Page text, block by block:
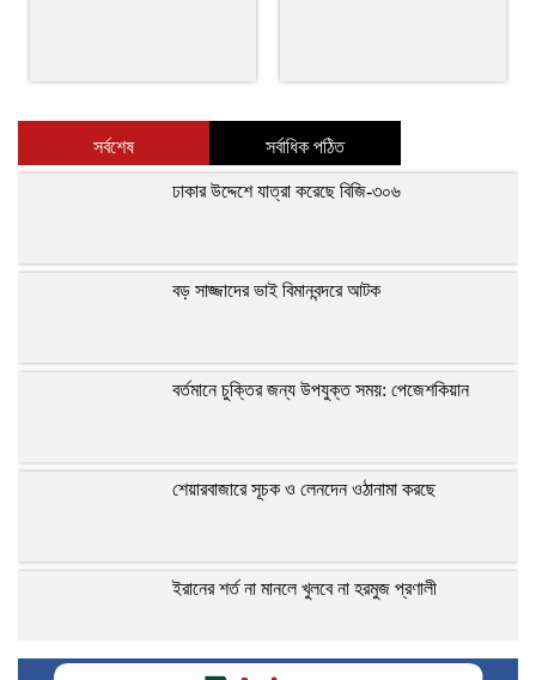
সর্বশেষ সর্বাধিক পঠিত
ঢাকার উদ্দেশে যাত্রা করেছে বিজি-৩০৬
বড় সাজ্জাদের ভাই বিমানবন্দরে আটক
বর্তমানে চুক্তির জন্য উপযুক্ত সময়: পেজেশকিয়ান
শেয়ারবাজারে সূচক ও লেনদেন ওঠানামা করছে
ইরানের শর্ত না মানলে খুলবে না হরমুজ প্রণালী